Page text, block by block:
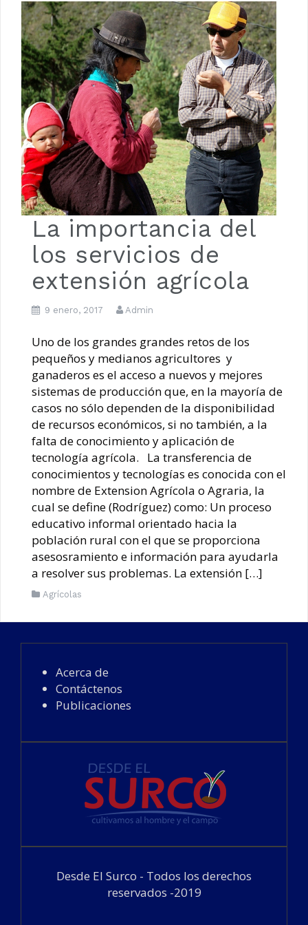
La importancia del
los servicios de
extensión agrícola
9 enero, 2017 Admin
Uno de los grandes grandes retos de los
pequeños y medianos agricultores y
ganaderos es el acceso a nuevos y mejores
sistemas de producción que, en la mayoría de
casos no sólo dependen de la disponibilidad
de recursos económicos, si no también, a la
falta de conocimiento y aplicación de
tecnología agrícola. La transferencia de
conocimientos y tecnologías es conocida con el
nombre de Extension Agrícola o Agraria, la
cual se define (Rodríguez) como: Un proceso
educativo informal orientado hacia la
población rural con el que se proporciona
asesosramiento e información para ayudarla
a resolver sus problemas. La extensión […]
Agrícolas
Acerca de
Contáctenos
Publicaciones
Desde El Surco - Todos los derechos
reservados -2019